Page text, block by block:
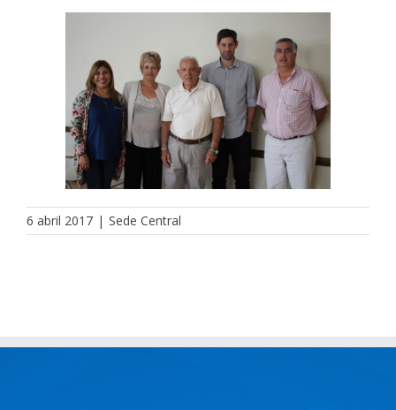
6 abril 2017 | Sede Central